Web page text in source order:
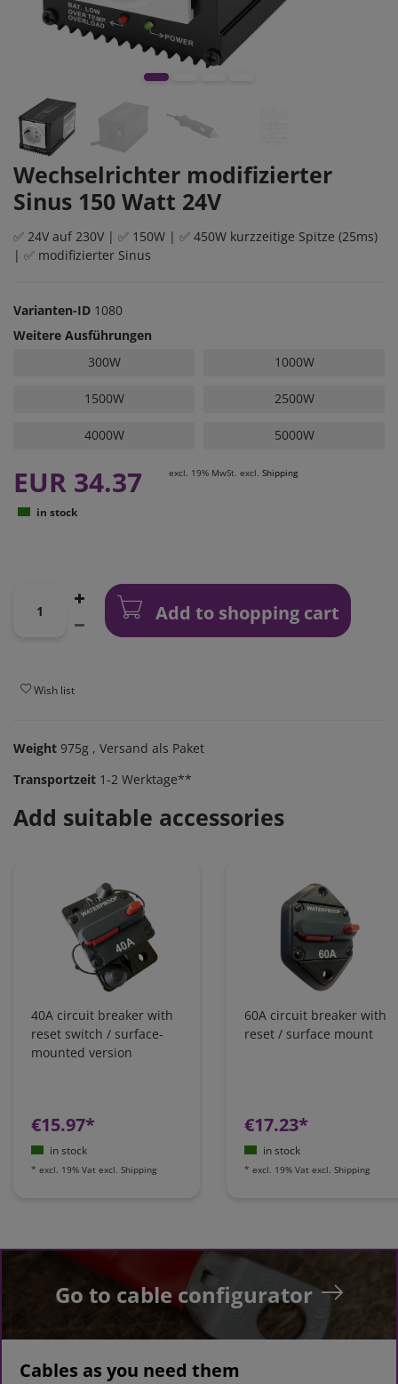
Wechselrichter modifizierter
Sinus 150 Watt 24V
✅ 24V auf 230V | ✅ 150W | ✅ 450W kurzzeitige Spitze (25ms)
| ✅ modifizierter Sinus
Varianten-ID 1080
Weitere Ausführungen
300W
1000W
1500W 2500W
4000W 5000W
EUR 34.37 excl. 19% MwSt. excl. Shipping
in stock
Add to shopping cart
Wish list
Weight 975g , Versand als Paket
Transportzeit 1-2 Werktage**
Add suitable accessories
40A circuit breaker with
reset switch / surface-
mounted version
€15.97*
in stock
* excl. 19% Vat excl. Shipping
60A circuit breaker with
reset / surface mount
€17.23*
in stock
* excl. 19% Vat excl. Shipping
Go to cable configurator
Cables as you need them